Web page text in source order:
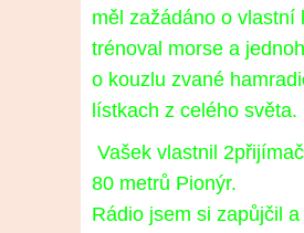
měl zažádáno o vlastní
trénoval morse a
o kouzlu zvané
lístkach z celého světa.
Vašek vlastnil
80 metrů Pionýr.
Rádio jsem si zapůjčil